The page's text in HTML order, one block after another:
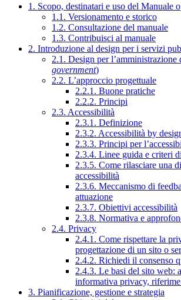
1. Scopo, destinatari e uso del Manuale
1.1. Versionamento e storico
1.2. Consultazione del manuale
1.3. Contribuisci al manuale
2. Introduzione al design per i servizi
2.1. Design per l’amministrazione
government)
2.2. L’approccio progettuale
2.2.1. Buone pratiche
2.2.2. Principi
2.3. Accessibilità
2.3.1. Definizione
2.3.2. Accessibilità by
2.3.3. Principi per
2.3.4. Linee guida e criteri
2.3.5. Come rilasciare una
accessibilità
2.3.6. Meccanismo di
attuazione
2.3.7. Obiettivi accessibilità
2.3.8. Normativa e
2.4. Privacy
2.4.1. Come rispettare la
progettazione di un sito o
2.4.2. Richiedi il consenso
2.4.3. Le basi del sito web:
informativa privacy,
3. Pianificazione, gestione e strategia